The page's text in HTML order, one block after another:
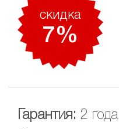
скидкa
7%
Гарантия: 2 года